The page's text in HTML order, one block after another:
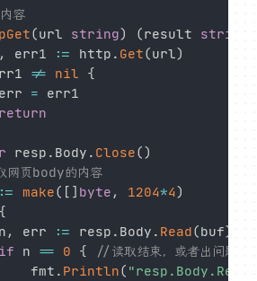
容
(url string) (result string
, err1 := http . Get(url)
!= nil
{
err
= err1
return
resp . Body . Close()
网页body的内容
:= make( [ ] byte , 1204*4)
{
n
, err := resp . Body . Read(buf)
if n == 0 {
//读取结束，或者出问题
			fmt
. Println(